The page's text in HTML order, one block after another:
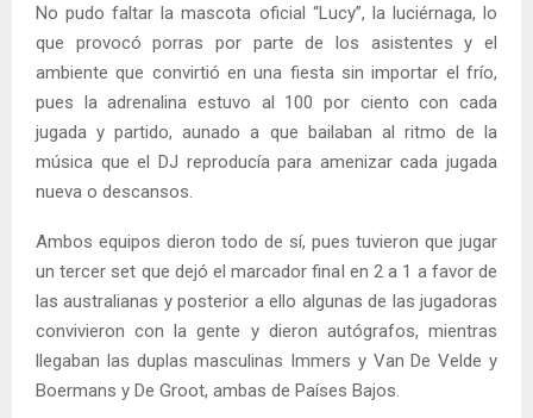
No pudo faltar la mascota oficial “Lucy”, la luciérnaga, lo
que provocó porras por parte de los asistentes y el
ambiente que convirtió en una fiesta sin importar el frío,
pues la adrenalina estuvo al 100 por ciento con cada
jugada y partido, aunado a que bailaban al ritmo de la
música que el DJ reproducía para amenizar cada jugada
nueva o descansos.
Ambos equipos dieron todo de sí, pues tuvieron que jugar
un tercer set que dejó el marcador final en 2 a 1 a favor de
las australianas y posterior a ello algunas de las jugadoras
convivieron con la gente y dieron autógrafos, mientras
llegaban las duplas masculinas Immers y Van De Velde y
Boermans y De Groot, ambas de Países Bajos.